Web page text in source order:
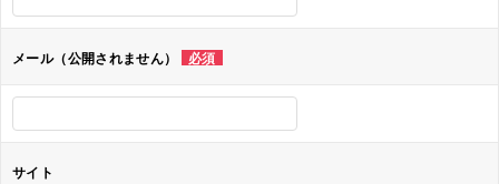
シ
ョ
ン
メール（公開されません） 必須
サイト